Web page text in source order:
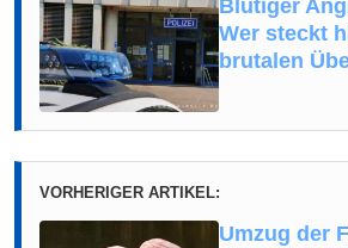
Blutiger
Wer steckt
brutalen
VORHERIGER ARTIKEL:
Umzug der